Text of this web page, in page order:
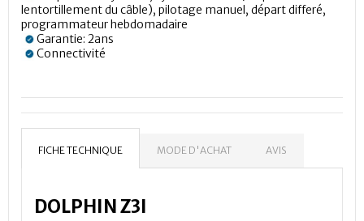
lentortillement du câble), pilotage manuel, départ differé,
programmateur hebdomadaire
Garantie: 2ans
Connectivité
FICHE TECHNIQUE MODE D'ACHAT AVIS
DOLPHIN Z3I